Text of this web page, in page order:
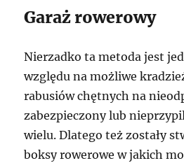
Garaż rowerowy
Nierzadko ta metoda jest
względu na możliwe
rabusiów chętnych na
zabezpieczony lub
wielu. Dlatego też zostały
boksy rowerowe w jakich